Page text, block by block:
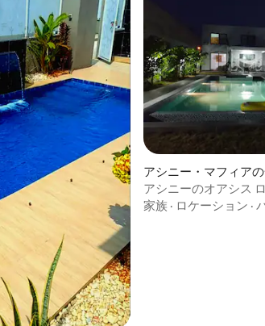
の平均評価 アシニー・マフィア
アシニーのオアシス
家族 · ロケーション ·